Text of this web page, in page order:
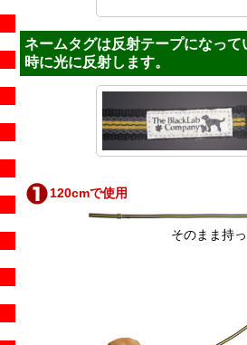
ネームタグは反射テープになっ
時に光に反射します。
120cmで使用
そのまま持